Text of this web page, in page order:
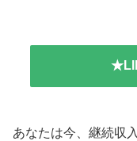
あなたは今、継続収